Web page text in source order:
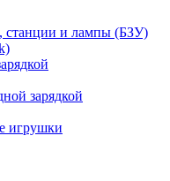
станции и лампы (БЗУ)
зарядкой
игрушки